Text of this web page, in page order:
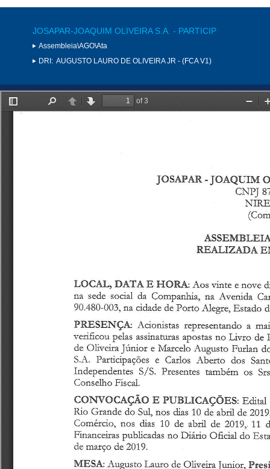
JOSAPAR-JOAQUIM OLIVEIRA S.A. - PARTICIP
Assembleia\AGO\Ata
DRI: AUGUSTO LAURO DE OLIVEIRA JR - (FCA V1)